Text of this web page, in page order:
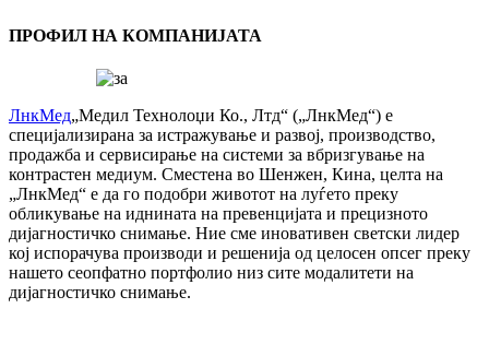
ПРОФИЛ НА КОМПАНИЈАТА
ЛнкМед„Медил Технолоџи Ко., Лтд“ („ЛнкМед“) е
специјализирана за истражување и развој, производство,
продажба и сервисирање на системи за вбризгување на
контрастен медиум. Сместена во Шенжен, Кина, целта на
„ЛнкМед“ е да го подобри животот на луѓето преку
обликување на иднината на превенцијата и прецизното
дијагностичко снимање. Ние сме иновативен светски лидер
кој испорачува производи и решенија од целосен опсег преку
нашето сеопфатно портфолио низ сите модалитети на
дијагностичко снимање.